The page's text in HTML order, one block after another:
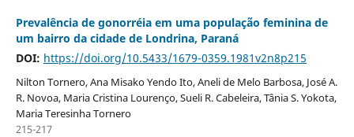
Prevalência de gonorréia em uma população feminina de
um bairro da cidade de Londrina, Paraná
DOI: https://doi.org/10.5433/1679-0359.1981v2n8p215
Nilton Tornero, Ana Misako Yendo Ito, Aneli de Melo Barbosa, José A.
R. Novoa, Maria Cristina Lourenço, Sueli R. Cabeleira, Tânia S. Yokota,
Maria Teresinha Tornero
215-217